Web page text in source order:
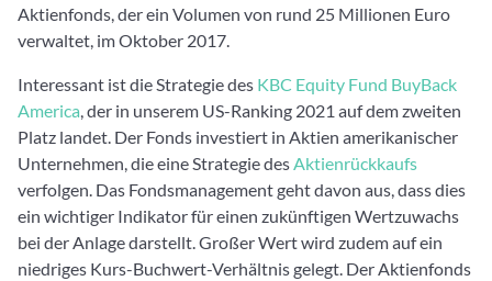
Aktienfonds, der ein Volumen von rund 25 Millionen Euro
verwaltet, im Oktober 2017.
Interessant ist die Strategie des KBC Equity Fund BuyBack
America, der in unserem US-Ranking 2021 auf dem zweiten
Platz landet. Der Fonds investiert in Aktien amerikanischer
Unternehmen, die eine Strategie desAktienrückkaufs
verfolgen. Das Fondsmanagement geht davon aus, dass dies
ein wichtiger Indikator für einen zukünftigen Wertzuwachs
bei der Anlage darstellt. Großer Wert wird zudem auf ein
niedriges Kurs-Buchwert-Verhältnis gelegt. Der Aktienfonds